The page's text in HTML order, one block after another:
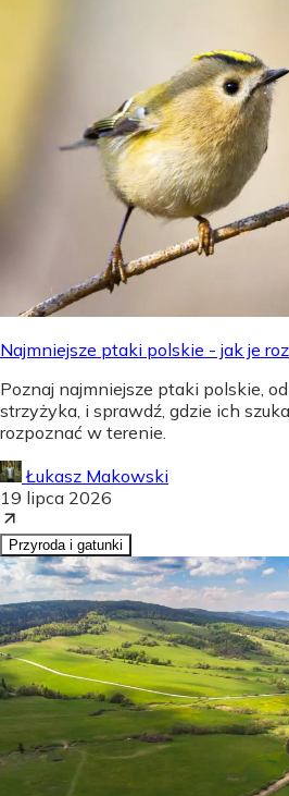
Najmniejsze ptaki polskie - jak je
Poznaj najmniejsze ptaki polskie,
strzyżyka, i sprawdź, gdzie ich
rozpoznać w terenie.
Łukasz Makowski
19 lipca 2026
Przyroda i gatunki